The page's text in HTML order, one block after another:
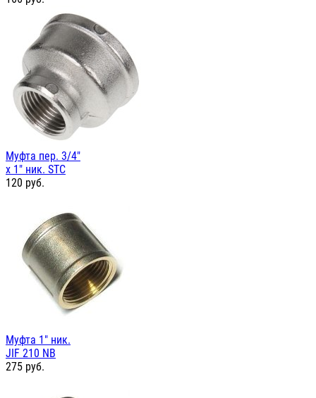
Муфта пер. 3/4"
х 1" ник. STC
120 руб.
Муфта 1" ник.
JIF 210 NB
275 руб.